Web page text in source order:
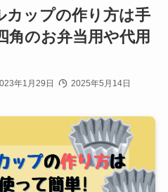
カップの作り方は手
角のお弁当用や代用
年1月29日 2025年5月14日